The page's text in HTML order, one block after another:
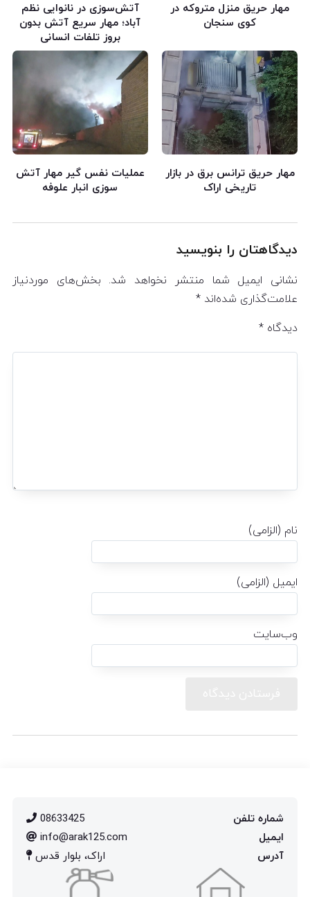
مهار حریق منزل متروکه در
کوی سنجان
آتش‌سوزی در نانوایی نظم
آباد؛ مهار سریع آتش بدون
بروز تلفات انسانی
مهار حریق ترانس برق در بازار
تاریخی اراک
عملیات نفس گیر مهار آتش
سوزی انبار علوفه
دیدگاهتان را بنویسید
نشانی ایمیل شما منتشر نخواهد شد. بخش‌های موردنیاز
علامت‌گذاری شده‌اند *
دیدگاه *
نام (الزامی)
ایمیل (الزامی)
وب‌سایت
شماره تلفن
08633425
ایمیل
info@arak125.com
آدرس
اراک، بلوار قدس